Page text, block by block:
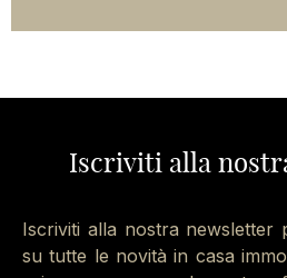
Iscriviti alla
Iscriviti alla nostra newsletter
su tutte le novità in casa